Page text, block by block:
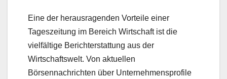
Eine der herausragenden Vorteile einer
Tageszeitung im Bereich Wirtschaft ist die
vielfältige Berichterstattung aus der
Wirtschaftswelt. Von aktuellen
Börsennachrichten über Unternehmensprofile